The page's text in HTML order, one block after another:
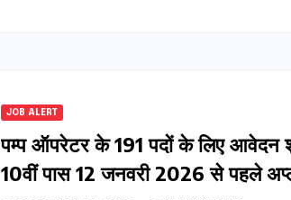
JOB ALERT
पम्प ऑपरेटर के 191 पदों के लिए आवेदन
10वीं पास 12 जनवरी 2026 से पहले